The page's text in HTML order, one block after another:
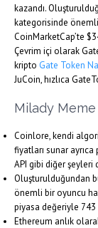
kazandı.
kategorisinde
CoinMarketCap’te
Çevrim içi olarak
kripto Gate Token
JuCoin, hızlıca
Milady
Coinlore, kendi
fiyatları sunar
API gibi diğer şeyleri
Oluşturulduğundan
önemli bir oyuncu
piyasa değeriyle 743
Ethereum anlık